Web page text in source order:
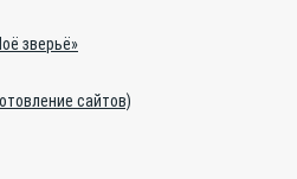
зверьё»
сайтов)